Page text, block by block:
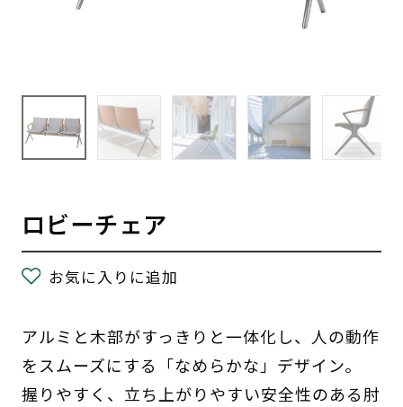
ロビーチェア
お気に入りに追加
アルミと木部がすっきりと一体化し、人の動作
をスムーズにする「なめらかな」デザイン。
握りやすく、立ち上がりやすい安全性のある肘